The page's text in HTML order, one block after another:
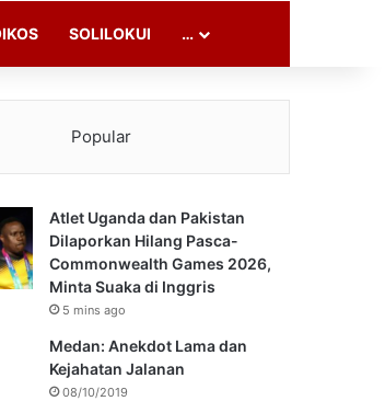
SOLILOKUI …
Popular
Atlet Uganda dan Pakistan
Dilaporkan Hilang Pasca-
Commonwealth Games 2026,
Minta Suaka di Inggris
5 mins ago
Medan: Anekdot Lama dan
Kejahatan Jalanan
08/10/2019